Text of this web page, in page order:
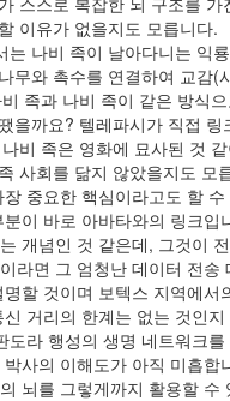
이유가 없을지도 모릅니다.
는 나비 족이 날아다니는 익
무와 촉수를 연결하여 교감(
족과 나비 족이 같은 방식
을까요? 텔레파시가 직접 링
비 족은 영화에 묘사된 것
사회를 닮지 않았을지도 모
중요한 핵심이라고도 할 수
이 바로 아바타와의 링크입
개념인 것 같은데, 그것이
라면 그 엄청난 데이터 전송
할 것이며 보텍스 지역에서
거리의 한계는 없는 것인
도라 행성의 생명 네트워크
사의 이해도가 아직 미흡합
뇌를 그렇게까지 활용할 수